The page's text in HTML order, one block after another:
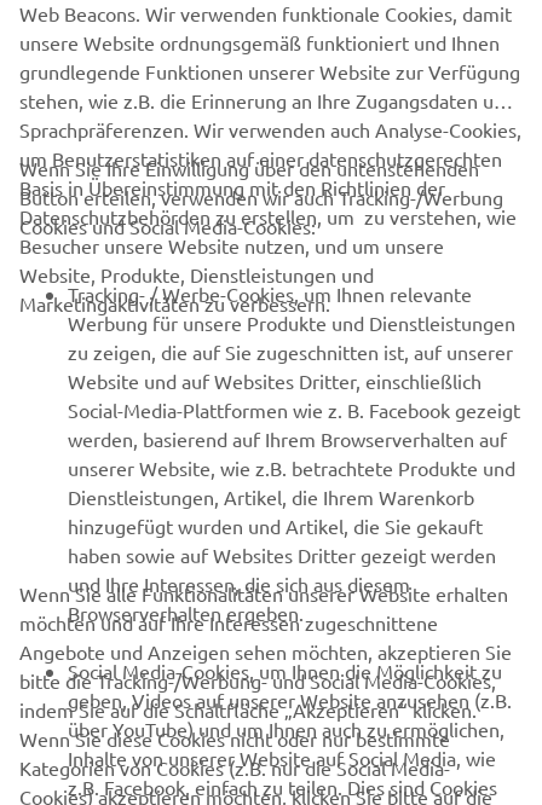
1/2
UNTERNEHMEN
B2B
MEHR VON YAMAHA
SUPPORT
NEWSLETTER
Erfahre als Erster von den neuesten Angeboten,
Sonderveranstaltungen, Neuerscheinungen und vielem mehr.
ABONNIEREN
Lesen Sie unsere Datenschutzrichtlinie, um zu erfahren, wie wir
Ihre persönlichen Daten verarbeiten:Datenschutzerklärung
Web Beacons. Wir verwenden funktionale Cookies, damit
unsere Website ordnungsgemäß funktioniert und Ihnen
grundlegende Funktionen unserer Website zur Verfügung
stehen, wie z.B. die Erinnerung an Ihre Zugangsdaten und
Sprachpräferenzen. Wir verwenden auch Analyse-Cookies,
um Benutzerstatistiken auf einer datenschutzgerechten
Basis in Übereinstimmung mit den Richtlinien der
Datenschutzbehörden zu erstellen, um zu verstehen, wie
Besucher unsere Website nutzen, und um unsere
Website, Produkte, Dienstleistungen und
Marketingaktivitäten zu verbessern.
Wenn Sie Ihre Einwilligung über den untenstehenden
Button erteilen, verwenden wir auch Tracking-/Werbung
Cookies und Social Media-Cookies:
Tracking- / Werbe-Cookies, um Ihnen relevante
Werbung für unsere Produkte und Dienstleistungen
zu zeigen, die auf Sie zugeschnitten ist, auf unserer
Website und auf Websites Dritter, einschließlich
Social-Media-Plattformen wie z. B. Facebook gezeigt
werden, basierend auf Ihrem Browserverhalten auf
unserer Website, wie z.B. betrachtete Produkte und
Dienstleistungen, Artikel, die Ihrem Warenkorb
hinzugefügt wurden und Artikel, die Sie gekauft
haben sowie auf Websites Dritter gezeigt werden
und Ihre Interessen, die sich aus diesem
Browserverhalten ergeben.
Social Media-Cookies, um Ihnen die Möglichkeit zu
geben, Videos auf unserer Website anzusehen (z.B.
über YouTube) und um Ihnen auch zu ermöglichen,
Inhalte von unserer Website auf Social Media, wie
z.B. Facebook, einfach zu teilen. Dies sind Cookies
Wenn Sie alle Funktionalitäten unserer Website erhalten
möchten und auf Ihre Interessen zugeschnittene
Angebote und Anzeigen sehen möchten, akzeptieren Sie
bitte die Tracking-/Werbung- und Social Media-Cookies,
indem Sie auf die Schaltfläche „Akzeptieren“ klicken.
Wenn Sie diese Cookies nicht oder nur bestimmte
Kategorien von Cookies (z.B. nur die Social Media-
Cookies) akzeptieren möchten, klicken Sie bitte auf die